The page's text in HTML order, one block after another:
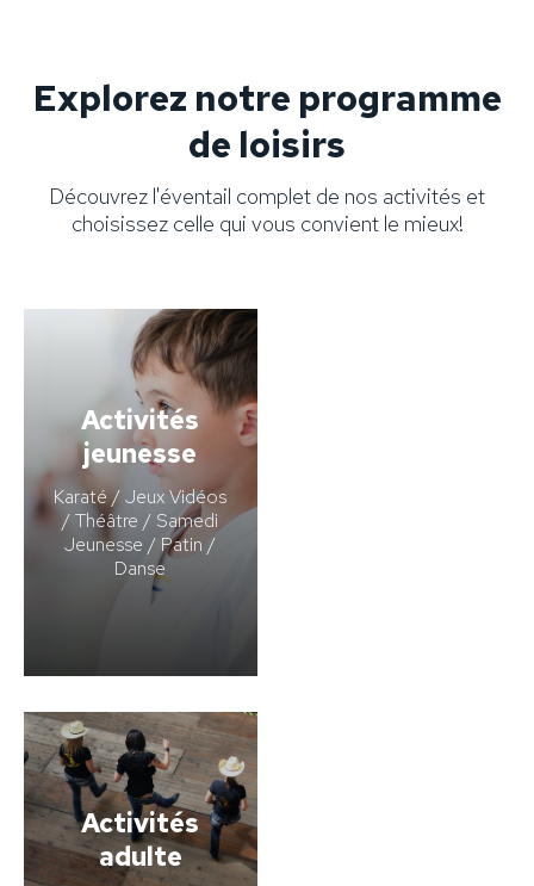
Explorez notre programme
de loisirs
Découvrez l'éventail complet de nos activités et
choisissez celle qui vous convient le mieux!
Activités
jeunesse
Karaté / Jeux Vidéos
/ Théâtre / Samedi
Jeunesse / Patin /
Danse
Activités
adulte